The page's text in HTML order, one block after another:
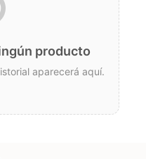
producto
aparecerá aquí.